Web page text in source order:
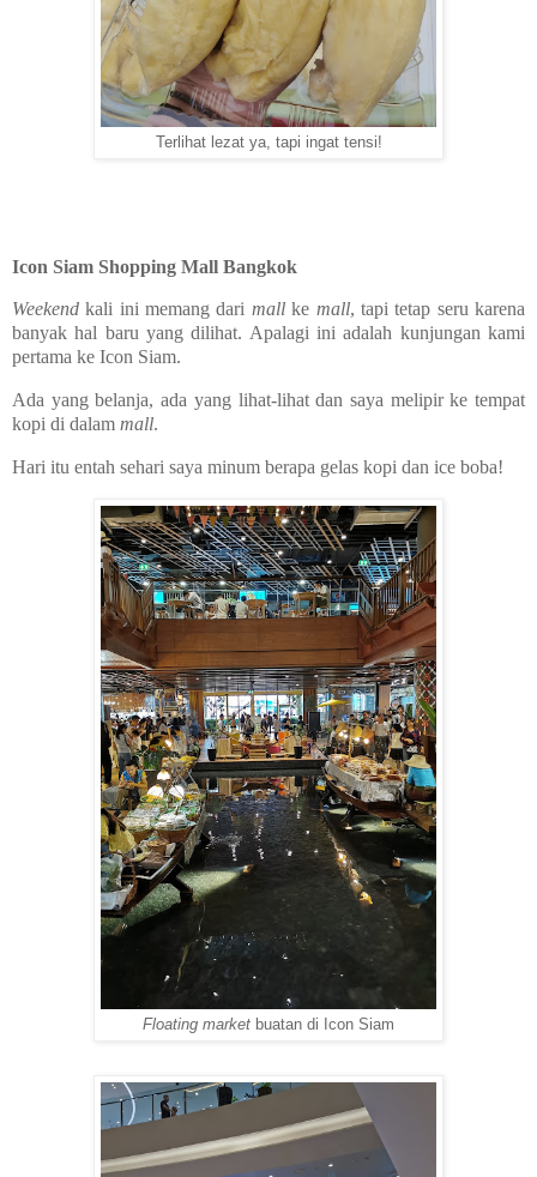
Terlihat lezat ya, tapi ingat tensi!
Icon Siam Shopping Mall Bangkok
Weekend kali ini memang dari mallke mall, tapi tetap seru karena
banyak hal baru yang dilihat. Apalagi ini adalah kunjungan kami
pertama ke Icon Siam.
Ada yang belanja, ada yang lihat-lihat dan saya melipir ke tempat
kopi di dalam mall.
Hari itu entah sehari saya minum berapa gelas kopi dan ice boba!
Floating market buatan di Icon Siam